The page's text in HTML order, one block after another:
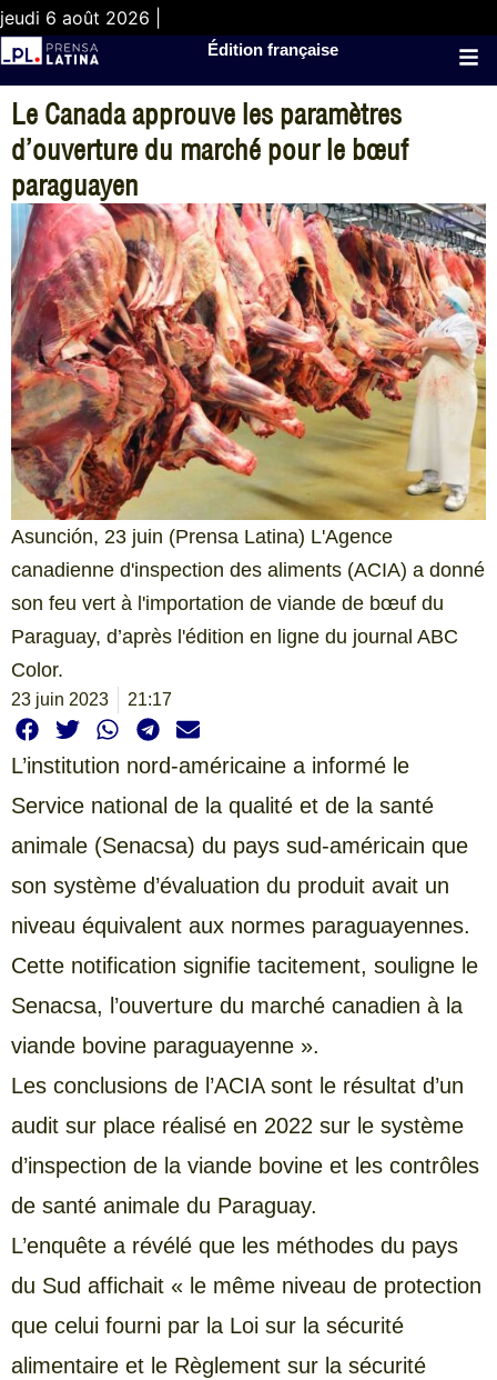
jeudi 6 août 2026 |
Édition française
Le Canada approuve les paramètres
d’ouverture du marché pour le bœuf
paraguayen
Asunción, 23 juin (Prensa Latina) L'Agence
canadienne d'inspection des aliments (ACIA) a donné
son feu vert à l'importation de viande de bœuf du
Paraguay, d’après l'édition en ligne du journal ABC
Color.
23 juin 2023 21:17
L’institution nord-américaine a informé le
Service national de la qualité et de la santé
animale (Senacsa) du pays sud-américain que
son système d’évaluation du produit avait un
niveau équivalent aux normes paraguayennes.
Cette notification signifie tacitement, souligne le
Senacsa, l’ouverture du marché canadien à la
viande bovine paraguayenne ».
Les conclusions de l’ACIA sont le résultat d’un
audit sur place réalisé en 2022 sur le système
d’inspection de la viande bovine et les contrôles
de santé animale du Paraguay.
L’enquête a révélé que les méthodes du pays
du Sud affichait « le même niveau de protection
que celui fourni par la Loi sur la sécurité
alimentaire et le Règlement sur la sécurité